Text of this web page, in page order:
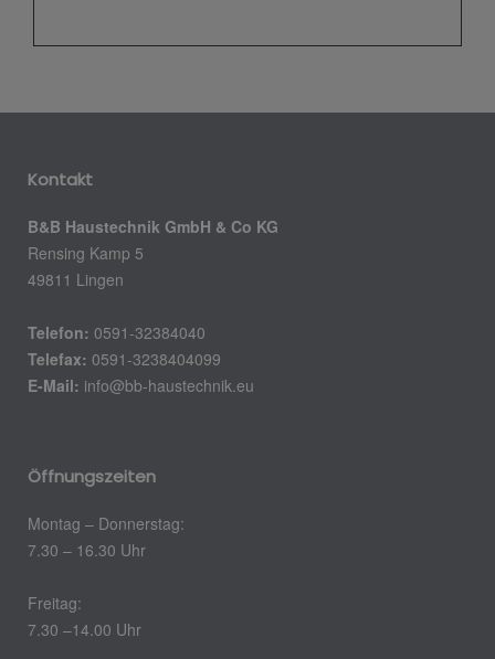
Kontakt
B&B Haustechnik GmbH & Co KG
Rensing Kamp 5
49811 Lingen
Telefon: 0591-32384040
Telefax: 0591-3238404099
E-Mail: info@bb-haustechnik.eu
Öffnungszeiten
Montag – Donnerstag:
7.30 – 16.30 Uhr
Freitag:
7.30 –14.00 Uhr